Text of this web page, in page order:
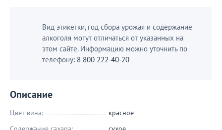
Вид этикетки, год сбора урожая и содержание
алкоголя могут отличаться от указанных на
этом сайте. Информацию можно уточнить по
телефону: 8 800 222-40-20
Описание
Цвет вина:
красное